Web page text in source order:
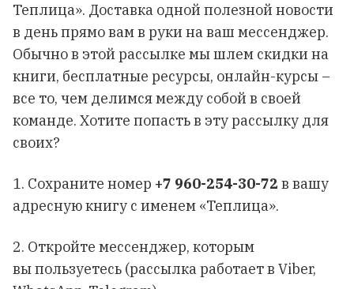
Теплица». Доставка одной полезной новости
в день прямо вам в руки на ваш мессенджер.
Обычно в этой рассылке мы шлем скидки на
книги, бесплатные ресурсы, онлайн-курсы –
все то, чем делимся между собой в своей
команде. Хотите попасть в эту рассылку для
своих?
1. Сохраните номер +7 960-254-30-72 в вашу
адресную книгу с именем «Теплица».
2. Откройте мессенджер, которым
вы пользуетесь (рассылка работает в Viber,